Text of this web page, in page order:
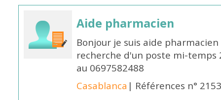
Aide pharmacien
Bonjour je suis aide
recherche d'un poste mi-temps
au 0697582488
Casablanca | Références n°